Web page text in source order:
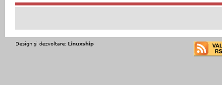
Design şi dezvoltare: Linuxship